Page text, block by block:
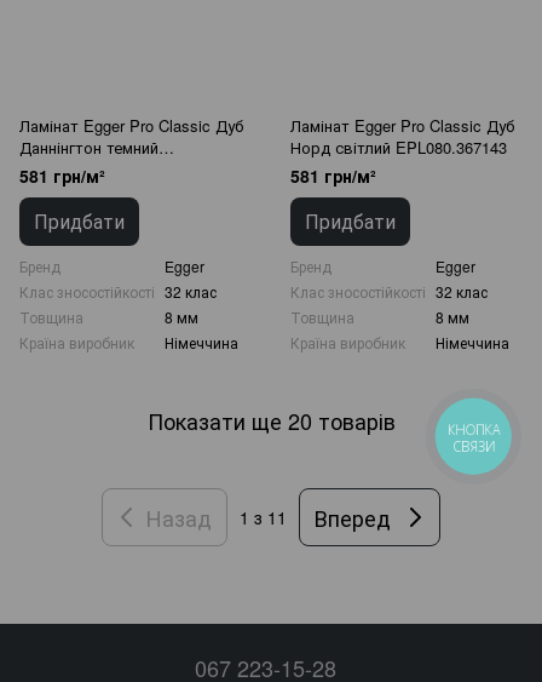
Ламінат Egger Pro Classic Дуб
Даннінгтон темний
EPL075.366733
581 грн/м²
Придбати
Бренд
Egger
Клас зносостійкості 32 клас
Товщина
8 мм
Країна виробник
Німеччина
Ламінат Egger Pro Classic Дуб
Норд світлий EPL080.367143
581 грн/м²
Придбати
Бренд
Egger
Клас зносостійкості 32 клас
Товщина
8 мм
Країна виробник
Німеччина
Показати ще 20 товарів
Назад 1 з 11 Вперед
067 223-15-28
КНОПКА
СВЯЗИ